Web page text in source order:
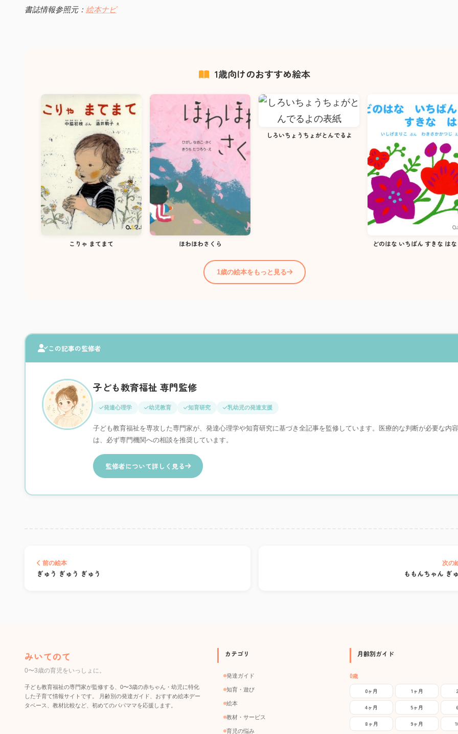
書誌情報参照元： 絵本ナビ
1歳向けのおすすめ絵本
こりゃ まてまて ほわほわさくら
しろいちょうちょがとんでるよ
どのはな いちばん すきな は
1歳の絵本をもっと見る
この記事の監修者
子ども教育福祉 専門監修
発達心理学 幼児教育 知育研究 乳幼児の発達支援
子ども教育福祉を専攻した専門家が、発達心理学や知育研究に基づき全記事を監修しています。医療的な判断が必要な内容
は、必ず専門機関への相談を推奨しています。
監修者について詳しく見る
前の絵本
ぎゅう ぎゅう ぎゅう
次の
ももんちゃん ぎ
みいてのて
0〜3歳の育児をいっしょに。
子ども教育福祉の専門家が監修する、0〜3歳の赤ちゃん・幼児に特化
した子育て情報サイトです。 月齢別の発達ガイド、おすすめ絵本デー
タベース、教材比較など、初めてのパパママを応援します。
カテゴリ
発達ガイド
知育・遊び
絵本
教材・サービス
育児の悩み
月齢別ガイド
0歳
0ヶ月 1ヶ月
4ヶ月 5ヶ月
8ヶ月 9ヶ月